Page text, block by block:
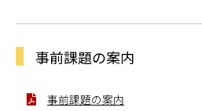
事前課題の案内
事前課題の案内